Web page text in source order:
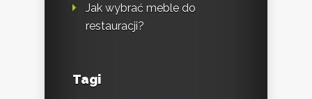
Jak wybrać meble do
restauracji?
Tagi